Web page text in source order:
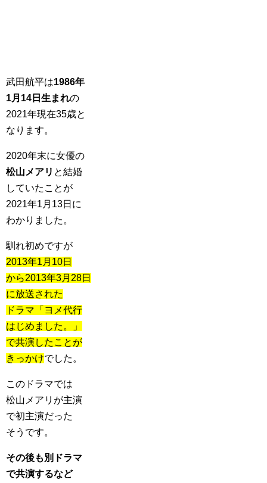
武田航平は1986年
1月14日生まれの
2021年現在35歳と
なります。
2020年末に女優の
松山メアリ と結婚
していたことが
2021年1月13日に
わかりました。
馴れ初めですが
2013年1月10日
から2013年3月28日
に放送された
ドラマ「ヨメ代行
はじめました。」
で共演したことが
きっかけでした。
このドラマでは
松山メアリが主演
で初主演だった
そうです。
その後も別ドラマ
で共演するなど